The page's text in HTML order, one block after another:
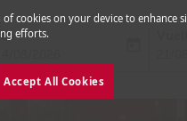
fc-
of cookies on your device to enhance
efforts.
Accept All Cookies